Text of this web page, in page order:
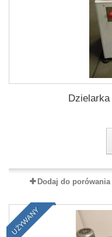
Dodaj do porówania
UŻYWANY